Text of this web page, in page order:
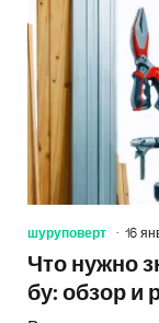
шуруповерт 16
Что нужно
бу: обзор и